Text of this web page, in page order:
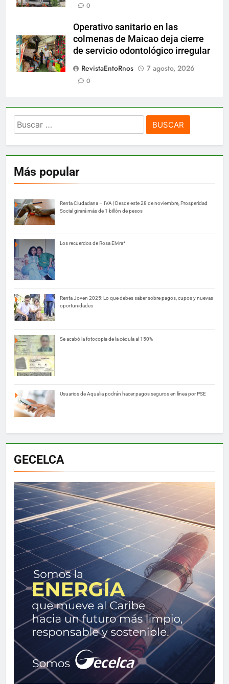
0
Operativo sanitario en las
colmenas de Maicao deja cierre
de servicio odontológico irregular
RevistaEntoRnos
7 agosto, 2026
0
Buscar:
Más popular
Renta Ciudadana – IVA | Desde este 28 de noviembre, Prosperidad
Social girará más de 1 billón de pesos
Los recuerdos de Rosa Elvira*
Renta Joven 2025: Lo que debes saber sobre pagos, cupos y nuevas
oportunidades
Se acabó la fotocopia de la cédula al 150%
Usuarios de Aqualia podrán hacer pagos seguros en línea por PSE
GECELCA